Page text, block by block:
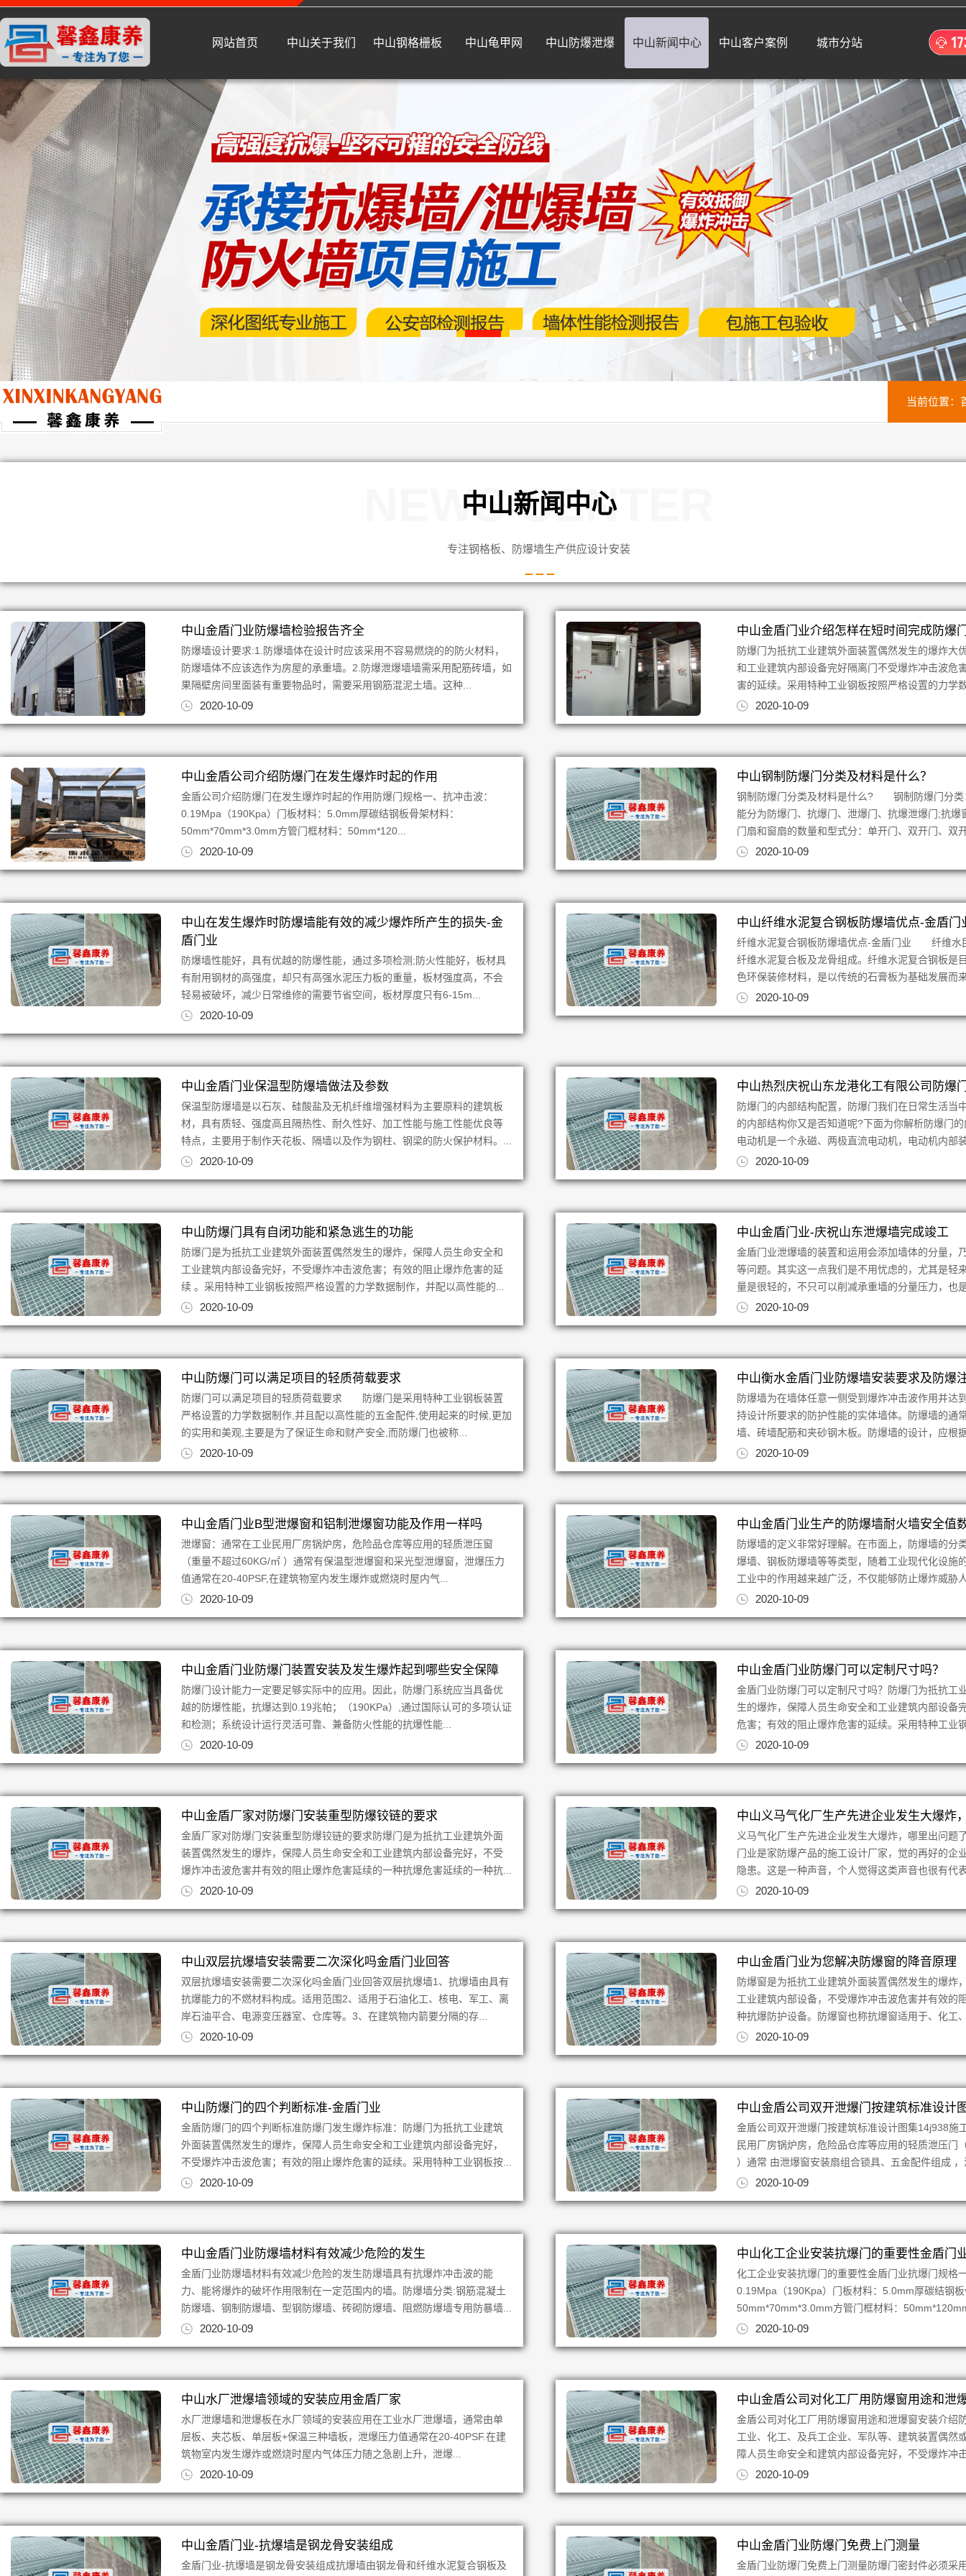
网站首页 中山关于我们 中山钢格栅板 中山龟甲网 中山防爆泄爆 中山新闻中心 中山客户案例 城市分站
当前位置：
中山新闻中心
NEWS CENTER
专注钢格板、防爆墙生产供应设计安装
中山金盾门业防爆墙检验报告齐全
防爆墙设计要求:1.防爆墙体在设计时应该采用不容易燃烧的的防火材料，
防爆墙体不应该选作为房屋的承重墙。2.防爆泄爆墙墙需采用配筋砖墙，如
果隔壁房间里面装有重要物品时，需要采用钢筋混泥土墙。这种...
2020-10-09
中山金盾门业介绍怎样在短时间完成防爆
防爆门为抵抗工业建筑外面装置偶然发生的爆炸大
和工业建筑内部设备完好隔离门不受爆炸冲击波危
害的延续。采用特种工业钢板按照严格设置的力学
2020-10-09
中山金盾公司介绍防爆门在发生爆炸时起的作用
金盾公司介绍防爆门在发生爆炸时起的作用防爆门规格一、抗冲击波：
0.19Mpa（190Kpa）门板材料：5.0mm厚碳结钢板骨架材料：
50mm*70mm*3.0mm方管门框材料：50mm*120...
2020-10-09
中山钢制防爆门分类及材料是什么？
钢制防爆门分类及材料是什么? 钢制防爆门分
能分为防爆门、抗爆门、泄爆门、抗爆泄爆门;
门扇和窗扇的数量和型式分：单开门、双开门、双
2020-10-09
中山在发生爆炸时防爆墙能有效的减少爆炸所产生的损失-金
盾门业
防爆墙性能好，具有优越的防爆性能，通过多项检测;防火性能好，板材具
有耐用钢材的高强度，却只有高强水泥压力板的重量，板材强度高，不会
轻易被破坏，减少日常维修的需要节省空间，板材厚度只有6-15m...
2020-10-09
中山纤维水泥复合钢板防爆墙优点-金盾门
纤维水泥复合钢板防爆墙优点-金盾门业 纤维水
纤维水泥复合板及龙骨组成。纤维水泥复合钢板是
色环保装修材料，是以传统的石膏板为基础发展而
2020-10-09
中山金盾门业保温型防爆墙做法及参数
保温型防爆墙是以石灰、硅酸盐及无机纤维增强材料为主要原料的建筑板
材，具有质轻、强度高且隔热性、耐久性好、加工性能与施工性能优良等
特点，主要用于制作天花板、隔墙以及作为钢柱、钢梁的防火保护材料。...
2020-10-09
中山热烈庆祝山东龙港化工有限公司防爆
防爆门的内部结构配置，防爆门我们在日常生活当
的内部结构你又是否知道呢?下面为你解析防爆门
电动机是一个永磁、两极直流电动机，电动机内部
2020-10-09
中山防爆门具有自闭功能和紧急逃生的功能
防爆门是为抵抗工业建筑外面装置偶然发生的爆炸，保障人员生命安全和
工业建筑内部设备完好，不受爆炸冲击波危害；有效的阻止爆炸危害的延
续 。采用特种工业钢板按照严格设置的力学数据制作，并配以高性能的...
2020-10-09
中山金盾门业-庆祝山东泄爆墙完成竣工
金盾门业泄爆墙的装置和运用会添加墙体的分量，
等问题。其实这一点我们是不用忧虑的，尤其是轻
量是很轻的，不只可以削减承重墙的分量压力，也
2020-10-09
中山防爆门可以满足项目的轻质荷载要求
防爆门可以满足项目的轻质荷载要求 防爆门是采用特种工业钢板装置
严格设置的力学数据制作,并且配以高性能的五金配件,使用起来的时候,更加
的实用和美观,主要是为了保证生命和财产安全,而防爆门也被称...
2020-10-09
中山衡水金盾门业防爆墙安装要求及防爆
防爆墙为在墙体任意一侧受到爆炸冲击波作用并达
持设计所要求的防护性能的实体墙体。防爆墙的通
墙、砖墙配筋和夹砂钢木板。防爆墙的设计，应根
2020-10-09
中山金盾门业B型泄爆窗和铝制泄爆窗功能及作用一样吗
泄爆窗：通常在工业民用厂房锅炉房，危险品仓库等应用的轻质泄压窗
（重量不超过60KG/㎡ ）通常有保温型泄爆窗和采光型泄爆窗，泄爆压力
值通常在20-40PSF,在建筑物室内发生爆炸或燃烧时屋内气...
2020-10-09
中山金盾门业生产的防爆墙耐火墙安全值
防爆墙的定义非常好理解。在市面上，防爆墙的分
爆墙、钢板防爆墙等等类型，随着工业现代化设施
工业中的作用越来越广泛，不仅能够防止爆炸威胁
2020-10-09
中山金盾门业防爆门装置安装及发生爆炸起到哪些安全保障
防爆门设计能力一定要足够实际中的应用。因此，防爆门系统应当具备优
越的防爆性能，抗爆达到0.19兆帕；（190KPa）,通过国际认可的多项认证
和检测；系统设计运行灵活可靠、兼备防火性能的抗爆性能...
2020-10-09
中山金盾门业防爆门可以定制尺寸吗？
金盾门业防爆门可以定制尺寸吗？防爆门为抵抗工
生的爆炸，保障人员生命安全和工业建筑内部设备
危害；有效的阻止爆炸危害的延续。采用特种工业
2020-10-09
中山金盾厂家对防爆门安装重型防爆铰链的要求
金盾厂家对防爆门安装重型防爆铰链的要求防爆门是为抵抗工业建筑外面
装置偶然发生的爆炸，保障人员生命安全和工业建筑内部设备完好，不受
爆炸冲击波危害并有效的阻止爆炸危害延续的一种抗爆危害延续的一种抗...
2020-10-09
中山义马气化厂生产先进企业发生大爆炸
义马气化厂生产先进企业发生大爆炸，哪里出问题
门业是家防爆产品的施工设计厂家，觉的再好的企
隐患。这是一种声音，个人觉得这类声音也很有代
2020-10-09
中山双层抗爆墙安装需要二次深化吗金盾门业回答
双层抗爆墙安装需要二次深化吗金盾门业回答双层抗爆墙1、抗爆墙由具有
抗爆能力的不燃材料构成。适用范围2、适用于石油化工、核电、军工、离
岸石油平合、电源变压器室、仓库等。3、在建筑物内箭要分隔的存...
2020-10-09
中山金盾门业为您解决防爆窗的降音原理
防爆窗是为抵抗工业建筑外面装置偶然发生的爆炸
工业建筑内部设备，不受爆炸冲击波危害并有效的
种抗爆防护设备。防爆窗也称抗爆窗适用于、化工
2020-10-09
中山防爆门的四个判断标准-金盾门业
金盾防爆门的四个判断标准防爆门发生爆炸标准：防爆门为抵抗工业建筑
外面装置偶然发生的爆炸，保障人员生命安全和工业建筑内部设备完好，
不受爆炸冲击波危害；有效的阻止爆炸危害的延续。采用特种工业钢板按...
2020-10-09
中山金盾公司双开泄爆门按建筑标准设计
金盾公司双开泄爆门按建筑标准设计图集14j938施
民用厂房锅炉房，危险品仓库等应用的轻质泄压门
）通常 由泄爆窗安装扇组合锁具、五金配件组成
2020-10-09
中山金盾门业防爆墙材料有效减少危险的发生
金盾门业防爆墙材料有效减少危险的发生防爆墙具有抗爆炸冲击波的能
力、能将爆炸的破坏作用限制在一定范围内的墙。防爆墙分类:钢筋混凝土
防爆墙、钢制防爆墙、型钢防爆墙、砖砌防爆墙、阻燃防爆墙专用防暴墙...
2020-10-09
中山化工企业安装抗爆门的重要性金盾门
化工企业安装抗爆门的重要性金盾门业抗爆门规格
0.19Mpa（190Kpa）门板材料：5.0mm厚碳结钢
50mm*70mm*3.0mm方管门框材料：
2020-10-09
中山水厂泄爆墙领域的安装应用金盾厂家
水厂泄爆墙和泄爆板在水厂领域的安装应用在工业水厂泄爆墙，通常由单
层板、夹芯板、单层板+保温三种墙板，泄爆压力值通常在20-40PSF.在建
筑物室内发生爆炸或燃烧时屋内气体压力随之急剧上升，泄爆...
2020-10-09
中山金盾公司对化工厂用防爆窗用途和泄
金盾公司对化工厂用防爆窗用途和泄爆窗安装介绍
工业、化工、及兵工企业、军队等、建筑装置偶然
障人员生命安全和建筑内部设备完好，不受爆炸冲
2020-10-09
中山金盾门业-抗爆墙是钢龙骨安装组成
金盾门业-抗爆墙是钢龙骨安装组成抗爆墙由钢龙骨和纤维水泥复合钢板及
中山金盾门业防爆门免费上门测量
金盾门业防爆门免费上门测量防爆门密封件必须采